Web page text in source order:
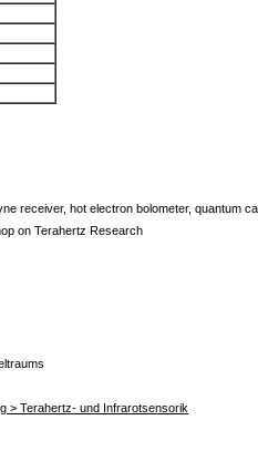
receiver, hot electron bolometer, quantum
on Terahertz Research
> Terahertz- und Infrarotsensorik